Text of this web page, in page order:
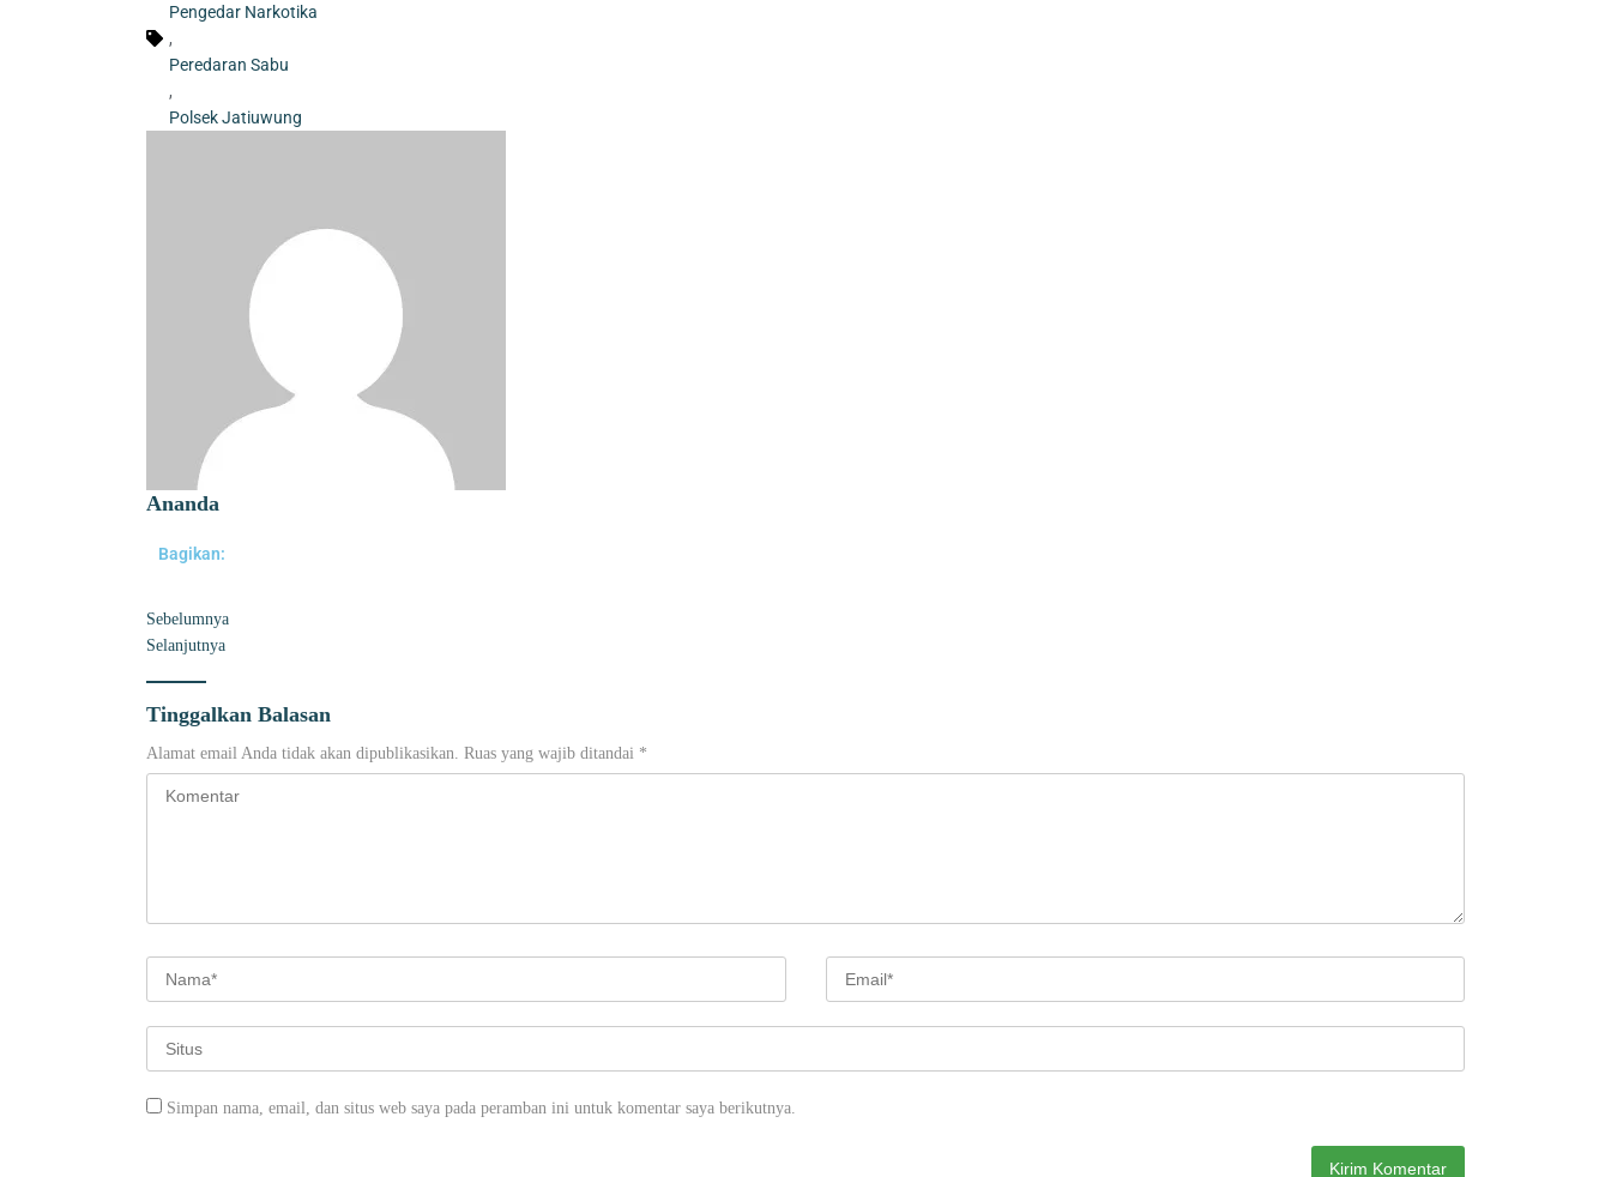
70 Pengurus IPSM Dilantik, Sahrudin Harap Peran PSM Sebagai Pelayanan Sosial Semakin Kuat
Pengedar Narkotika
,
Peredaran Sabu
,
Polsek Jatiuwung
Ananda
Bagikan:
Sebelumnya
Selanjutnya
Tinggalkan Balasan
Alamat email Anda tidak akan dipublikasikan. Ruas yang wajib ditandai *
Simpan nama, email, dan situs web saya pada peramban ini untuk komentar saya berikutnya.